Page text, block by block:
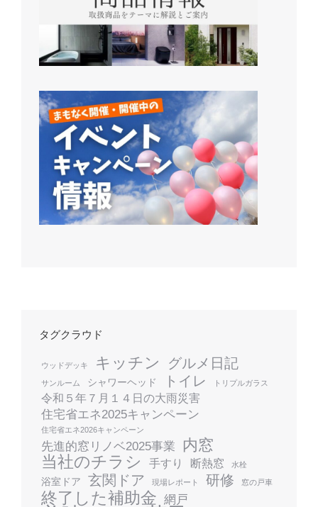
タグクラウド
ウッドデッキ キッチン グルメ日記
サンルーム シャワーヘッド トイレ トリプルガラス
令和５年７月１４日の大雨災害
住宅省エネ2025キャンペーン
住宅省エネ2026キャンペーン
先進的窓リノベ2025事業 内窓
当社のチラシ 手すり 断熱窓 水栓
浴室ドア 玄関ドア 現場レポート 研修 窓の戸車
終了した補助金 網戸